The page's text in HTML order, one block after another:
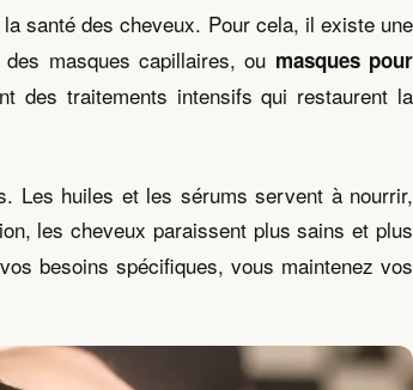
santé des cheveux. Pour cela, il existe une
masques capillaires, ou masques pour
des traitements intensifs qui restaurent la
Les huiles et les sérums servent à nourrir,
les cheveux paraissent plus sains et plus
besoins spécifiques, vous maintenez vos